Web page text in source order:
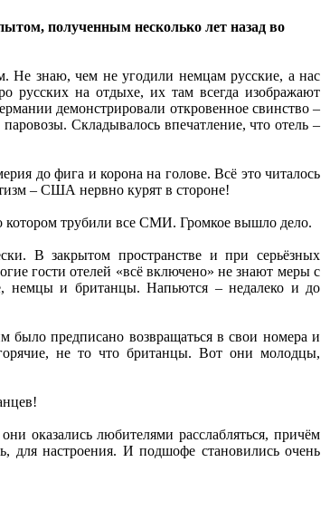
полученным несколько лет назад во
знаю, чем не угодили немцам русские, а нас
русских на отдыхе, их там всегда изображают
демонстрировали откровенное свинство –
Складывалось впечатление, что отель –
до фига и корона на голове. Всё это читалось
– США нервно курят в стороне!
котором трубили все СМИ. Громкое вышло дело.
В закрытом пространстве и при серьёзных
гости отелей «всё включено» не знают меры с
немцы и британцы. Напьются – недалеко и до
предписано возвращаться в свои номера и
не то что британцы. Вот они молодцы,
оказались любителями расслабляться, причём
для настроения. И подшофе становились очень